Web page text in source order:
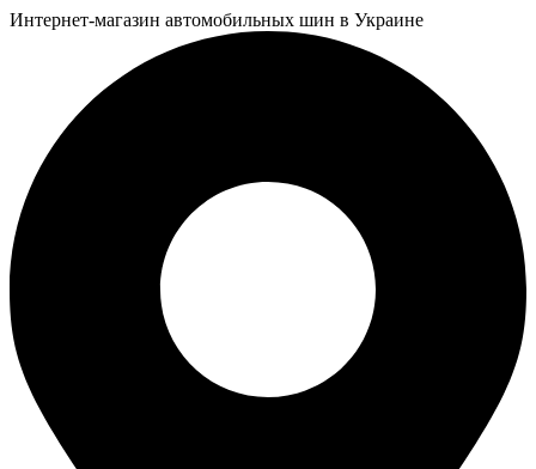
Интернет-магазин автомобильных шин в Украине